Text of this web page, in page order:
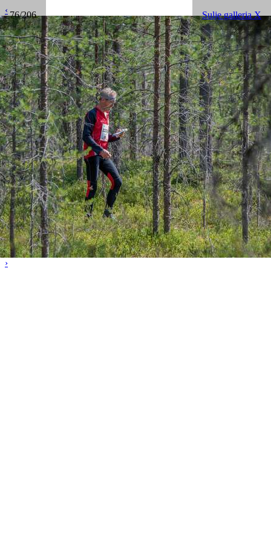
76/206 Sulje galleria X
‹
›